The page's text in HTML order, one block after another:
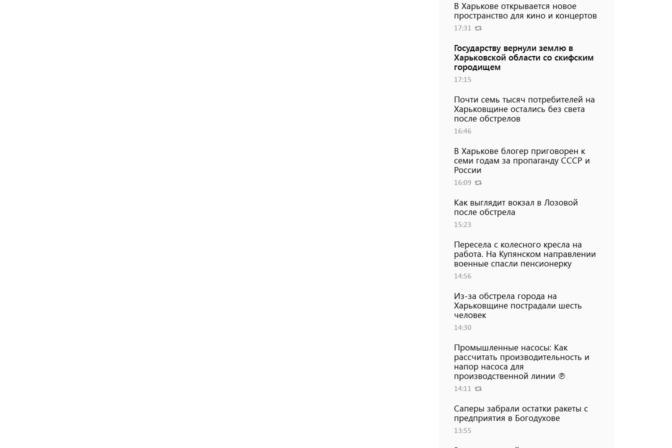
В Харькове открывается новое
пространство для кино и концертов
17:31
Государству вернули землю в
Харьковской области со скифским
городищем
17:15
Почти семь тысяч потребителей на
Харьковщине остались без света
после обстрелов
16:46
В Харькове блогер приговорен к
семи годам за пропаганду СССР и
России
16:09
Как выглядит вокзал в Лозовой
после обстрела
15:23
Пересела с колесного кресла на
работа. На Купянском направлении
военные спасли пенсионерку
14:56
Из-за обстрела города на
Харьковщине пострадали шесть
человек
14:30
Промышленные насосы: Как
рассчитать производительность и
напор насоса для
производственной линии ℗
14:11
Саперы забрали остатки ракеты с
предприятия в Богодухове
13:55